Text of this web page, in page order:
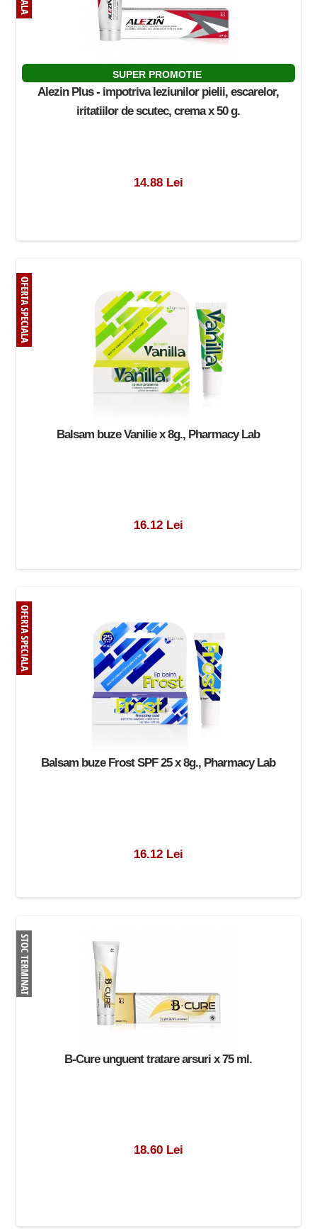
SUPER PROMOTIE
Alezin Plus - impotriva leziunilor pielii, escarelor,
iritatiilor de scutec, crema x 50 g.
14.88 Lei
Balsam buze Vanilie x 8g., Pharmacy Lab
16.12 Lei
Balsam buze Frost SPF 25 x 8g., Pharmacy Lab
16.12 Lei
B-Cure unguent tratare arsuri x 75 ml.
18.60 Lei